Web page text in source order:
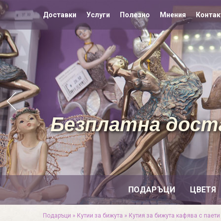
Доставки Услуги Полезно Мнения
ПОДАРЪЦИ ЦВЕТЯ
Безплатна
Подаръци » Кутии за бижута » Кутия за бижута кафява с паети